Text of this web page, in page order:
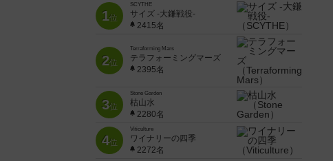
1位
SCYTHE
サイズ -大鎌戦役-
2415名
2位
Terraforming Mars
テラフォーミングマーズ
2395名
3位
Stone Garden
枯山水
2280名
4位
Viticulture
ワイナリーの四季
2272名